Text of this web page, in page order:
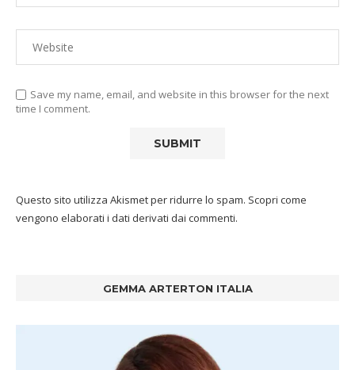
Save my name, email, and website in this browser for the next
time I comment.
Questo sito utilizza Akismet per ridurre lo spam. Scopri come
vengono elaborati i dati derivati dai commenti.
GEMMA ARTERTON ITALIA